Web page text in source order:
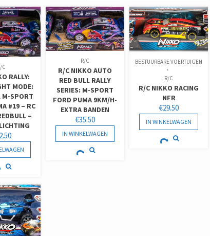
C
RALLY:
MODE:
M-SPORT
#19 – RC
–
R/C
R/C NIKKO AUTO
RED BULL RALLY
SERIES: M-SPORT
FORD PUMA 9KM/H-
EXTRA BANDEN
€35.50
IN WINKELWAGEN
BESTUURBARE VOERTUIGEN
R/C
R/C NIKKO RACING
NFR
€29.50
IN WINKELWAGEN